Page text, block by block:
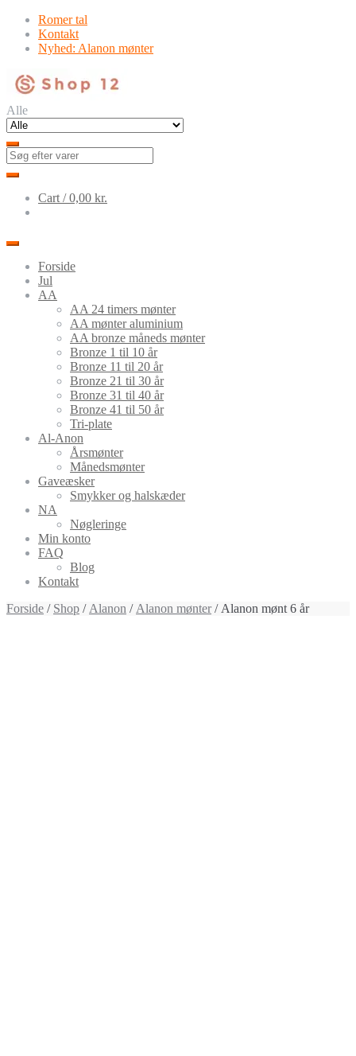
Skip
navigation
Skip
content
Romer tal
Kontakt
Nyhed: Alanon mønter
Alle
Cart /0,00 kr.
Forside
Jul
AA
AA 24 timers mønter
AA mønter aluminium
AA bronze måneds mønter
Bronze 1 til 10 år
Bronze 11 til 20 år
Bronze 21 til 30 år
Bronze 31 til 40 år
Bronze 41 til 50 år
Tri-plate
Al-Anon
Årsmønter
Månedsmønter
Gaveæsker
Smykker og halskæder
NA
Nøgleringe
Min konto
FAQ
Blog
Kontakt
Forside / Shop / Alanon / Alanon mønter/ Alanon mønt 6 år